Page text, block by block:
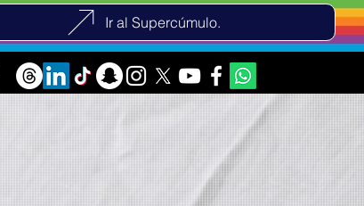
Ir al Supercúmulo.